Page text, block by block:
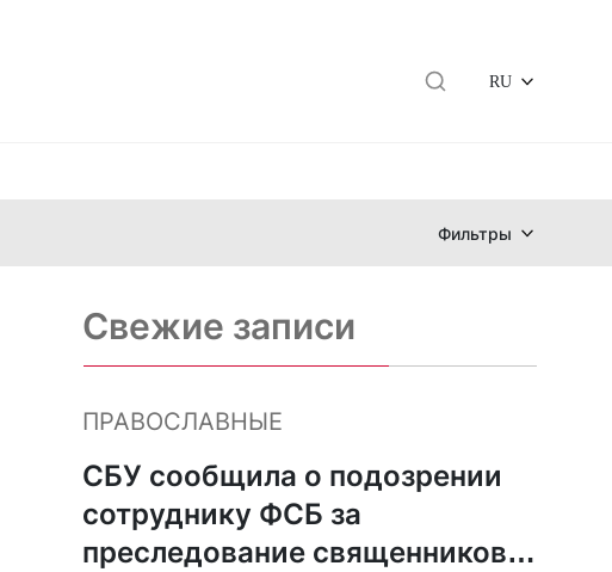
RU
Фильтры
Свежие записи
ПРАВОСЛАВНЫЕ
СБУ сообщила о подозрении
сотруднику ФСБ за
преследование священников